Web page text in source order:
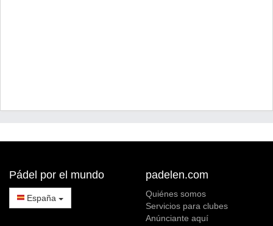
Pádel por el mundo
España
padelen.com
Quiénes somos
Servicios para clubes
Anúnciante aquí